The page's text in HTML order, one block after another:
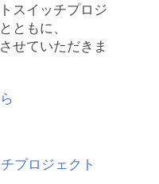
スイッチプロジ
ともに、
せていただきま